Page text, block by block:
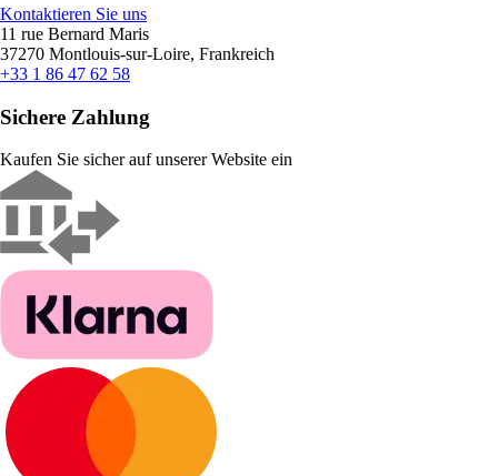
Kontaktieren Sie uns
11 rue Bernard Maris
37270 Montlouis-sur-Loire, Frankreich
+33 1 86 47 62 58
Sichere Zahlung
Kaufen Sie sicher auf unserer Website ein